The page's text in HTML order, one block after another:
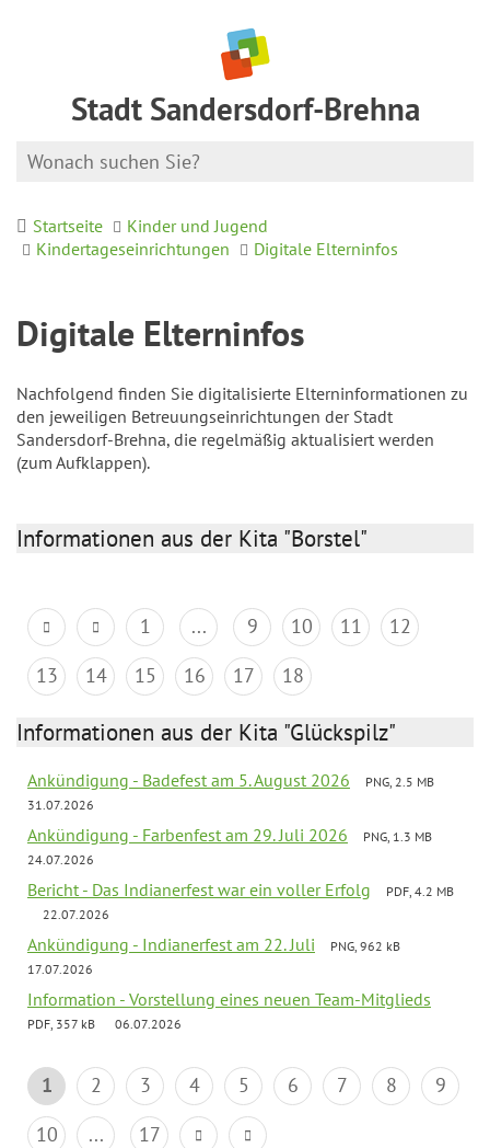
Stadt Sandersdorf-Brehna
Startseite
Kinder und Jugend
Kindertageseinrichtungen
Digitale Elterninfos
Digitale Elterninfos
Nachfolgend finden Sie digitalisierte Elterninformationen zu
den jeweiligen Betreuungseinrichtungen der Stadt
Sandersdorf-Brehna, die regelmäßig aktualisiert werden
(zum Aufklappen).
Informationen aus der Kita "Borstel"
1 ... 9 10 11
12
13
14 15 16 17 18
Informationen aus der Kita "Glückspilz"
Ankündigung - Badefest am 5. August 2026
PNG, 2.5 MB
31.07.2026
Ankündigung - Farbenfest am 29. Juli 2026
PNG, 1.3 MB
24.07.2026
Bericht - Das Indianerfest war ein voller Erfolg
PDF, 4.2 MB
22.07.2026
Ankündigung - Indianerfest am 22. Juli
PNG, 962 kB
17.07.2026
Information - Vorstellung eines neuen Team-Mitglieds
PDF, 357 kB 06.07.2026
1 2 3 4 5 6 7 8
9
10
... 17